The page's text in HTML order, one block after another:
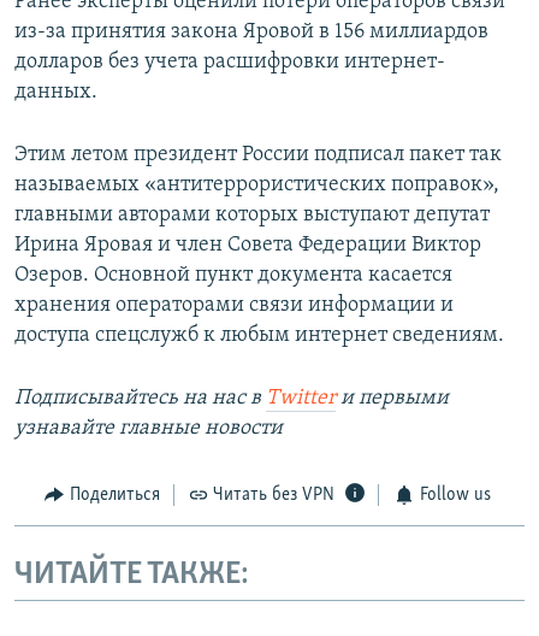
из-за принятия закона Яровой в 156 миллиардов
долларов без учета расшифровки интернет-
данных.
Этим летом президент России подписал пакет так
называемых «антитеррористических поправок»,
главными авторами которых выступают депутат
Ирина Яровая и член Совета Федерации Виктор
Озеров. Основной пункт документа касается
хранения операторами связи информации и
доступа спецслужб к любым интернет сведениям.
Подписывайтесь на наc в Twitterи первыми
узнавайте главные новости
Поделиться Читать без VPN Follow us
ЧИТАЙТЕ ТАКЖЕ: